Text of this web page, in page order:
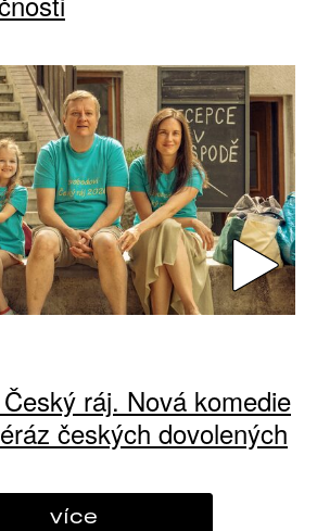
ráj. Nová komedie
českých dovolených
více